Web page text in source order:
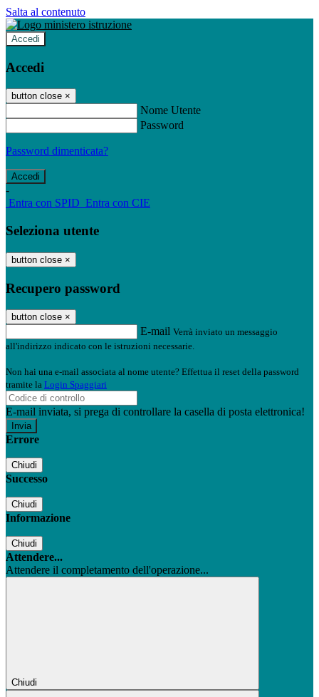
Salta al contenuto
Accedi
Accedi
button close ×
Nome Utente
Password
Password dimenticata?
-
Entra con SPID Entra con CIE
Seleziona utente
button close ×
Recupero password
button close ×
E-mail Verrà inviato un messaggio
all'indirizzo indicato con le istruzioni necessarie.
Non hai una e-mail associata al nome utente? Effettua il reset della password
tramite la Login Spaggiari
E-mail inviata, si prega di controllare la casella di posta elettronica!
Errore
Chiudi
Successo
Chiudi
Informazione
Chiudi
Attendere...
Attendere il completamento dell'operazione...
Chiudi